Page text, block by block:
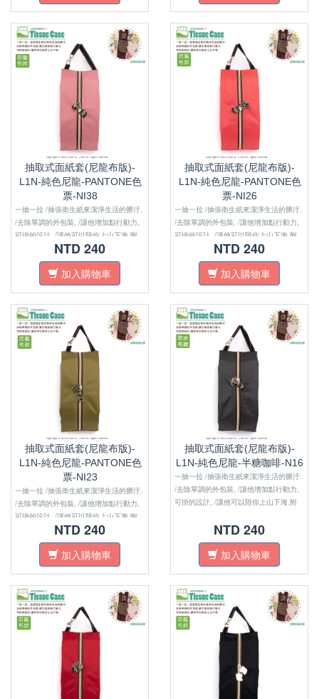
抽取式面紙套(尼龍布版)-
L1N-純色尼龍-PANTONE色
票-NI38
一抽一拉 /抽張衛生紙來潔淨生活的髒汙.
/去除單調的外包裝, /讓他增加點行動力,
可掛的設計, /讓他可以陪你上山下海.附
註：尼龍布版的沒有內裏布喔！！
NTD 240
加入購物車
抽取式面紙套(尼龍布版)-
L1N-純色尼龍-PANTONE色
票-NI26
一抽一拉 /抽張衛生紙來潔淨生活的髒汙.
/去除單調的外包裝, /讓他增加點行動力,
可掛的設計, /讓他可以陪你上山下海.附
註：尼龍布版的沒有內裏布喔！！
NTD 240
加入購物車
抽取式面紙套(尼龍布版)-
L1N-純色尼龍-PANTONE色
票-NI23
一抽一拉 /抽張衛生紙來潔淨生活的髒汙.
/去除單調的外包裝, /讓他增加點行動力,
可掛的設計, /讓他可以陪你上山下海.附
註：尼龍布版的沒有內裏布喔！！
NTD 240
加入購物車
抽取式面紙套(尼龍布版)-
L1N-純色尼龍-半糖咖啡-N16
一抽一拉 /抽張衛生紙來潔淨生活的髒汙.
/去除單調的外包裝, /讓他增加點行動力,
可掛的設計, /讓他可以陪你上山下海.附
NTD 240
加入購物車